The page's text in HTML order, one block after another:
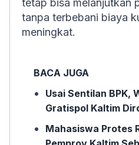
tetap bisa melanjutkan
tanpa terbebani biaya
meningkat.
BACA JUGA
Usai Sentilan BPK,
Gratispol Kaltim
Mahasiswa Protes